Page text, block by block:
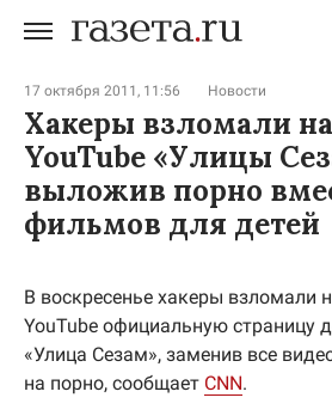
17 октября 2011, 11:56 Новости
Хакеры взломали
YouTube «Улицы
выложив порно
фильмов для детей
В воскресенье хакеры взломали
YouTube официальную страницу
«Улица Сезам», заменив все
на порно, сообщает CNN.